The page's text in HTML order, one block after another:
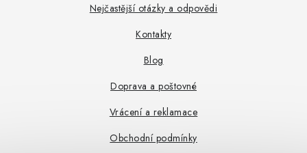
Nejčastější otázky a odpovědi
Kontakty
Blog
Doprava a poštovné
Vrácení a reklamace
Obchodní podmínky